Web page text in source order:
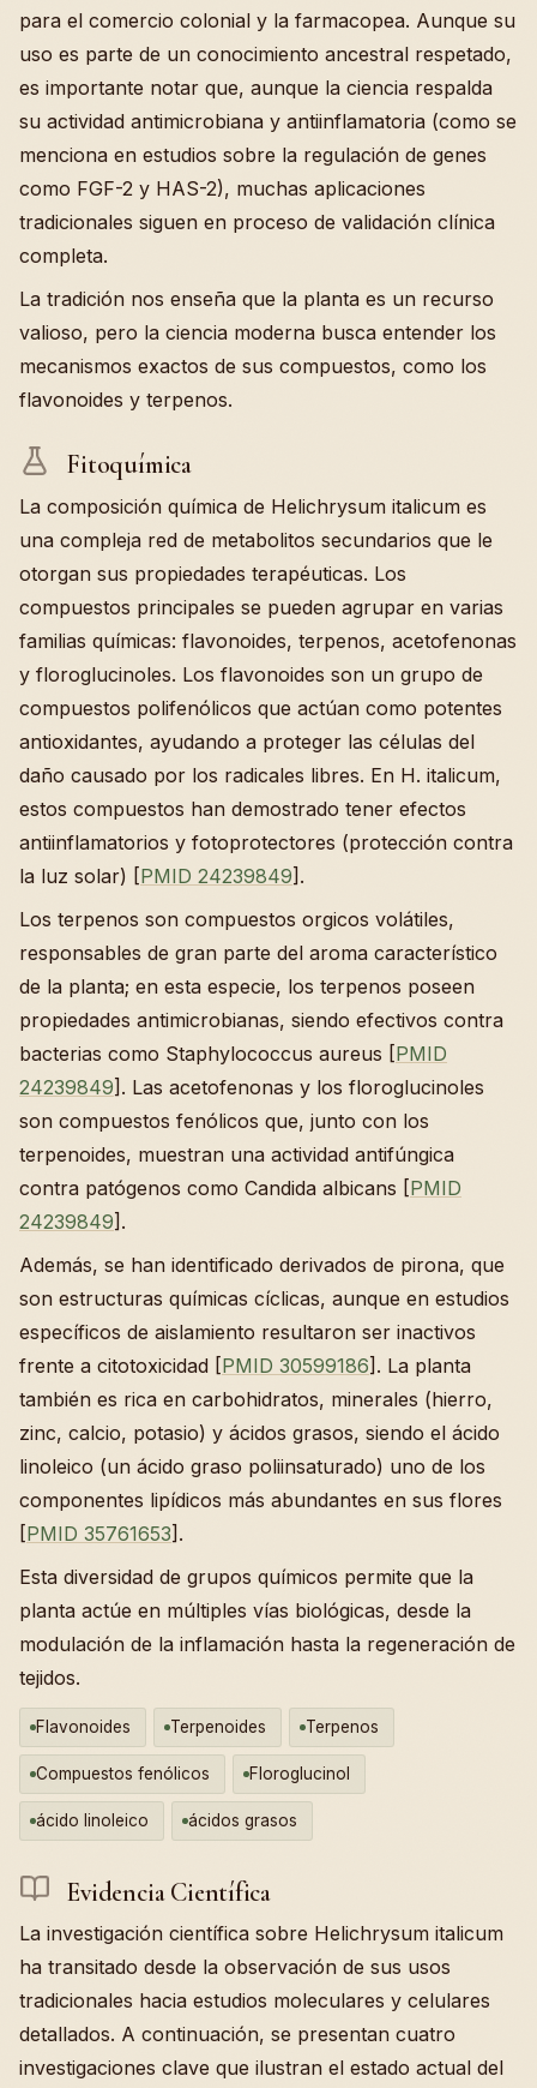
para el comercio colonial y la farmacopea. Aunque su
uso es parte de un conocimiento ancestral respetado,
es importante notar que, aunque la ciencia respalda
su actividad antimicrobiana y antiinflamatoria (como se
menciona en estudios sobre la regulación de genes
como FGF-2 y HAS-2), muchas aplicaciones
tradicionales siguen en proceso de validación clínica
completa.
La tradición nos enseña que la planta es un recurso
valioso, pero la ciencia moderna busca entender los
mecanismos exactos de sus compuestos, como los
flavonoides y terpenos.
Fitoquímica
La composición química de Helichrysum italicum es
una compleja red de metabolitos secundarios que le
otorgan sus propiedades terapéuticas. Los
compuestos principales se pueden agrupar en varias
familias químicas: flavonoides, terpenos, acetofenonas
y floroglucinoles. Los flavonoides son un grupo de
compuestos polifenólicos que actúan como potentes
antioxidantes, ayudando a proteger las células del
daño causado por los radicales libres. En H. italicum,
estos compuestos han demostrado tener efectos
antiinflamatorios y fotoprotectores (protección contra
la luz solar) [PMID 24239849].
Los terpenos son compuestos orgicos volátiles,
responsables de gran parte del aroma característico
de la planta; en esta especie, los terpenos poseen
propiedades antimicrobianas, siendo efectivos contra
bacterias como Staphylococcus aureus [PMID
24239849]. Las acetofenonas y los floroglucinoles
son compuestos fenólicos que, junto con los
terpenoides, muestran una actividad antifúngica
contra patógenos como Candida albicans [PMID
24239849].
Además, se han identificado derivados de pirona, que
son estructuras químicas cíclicas, aunque en estudios
específicos de aislamiento resultaron ser inactivos
frente a citotoxicidad [PMID 30599186]. La planta
también es rica en carbohidratos, minerales (hierro,
zinc, calcio, potasio) y ácidos grasos, siendo el ácido
linoleico (un ácido graso poliinsaturado) uno de los
componentes lipídicos más abundantes en sus flores
[PMID 35761653].
Esta diversidad de grupos químicos permite que la
planta actúe en múltiples vías biológicas, desde la
modulación de la inflamación hasta la regeneración de
tejidos.
Flavonoides Terpenoides Terpenos
Compuestos fenólicos Floroglucinol
ácido linoleico ácidos grasos
Evidencia Científica
La investigación científica sobre Helichrysum italicum
ha transitado desde la observación de sus usos
tradicionales hacia estudios moleculares y celulares
detallados. A continuación, se presentan cuatro
investigaciones clave que ilustran el estado actual del